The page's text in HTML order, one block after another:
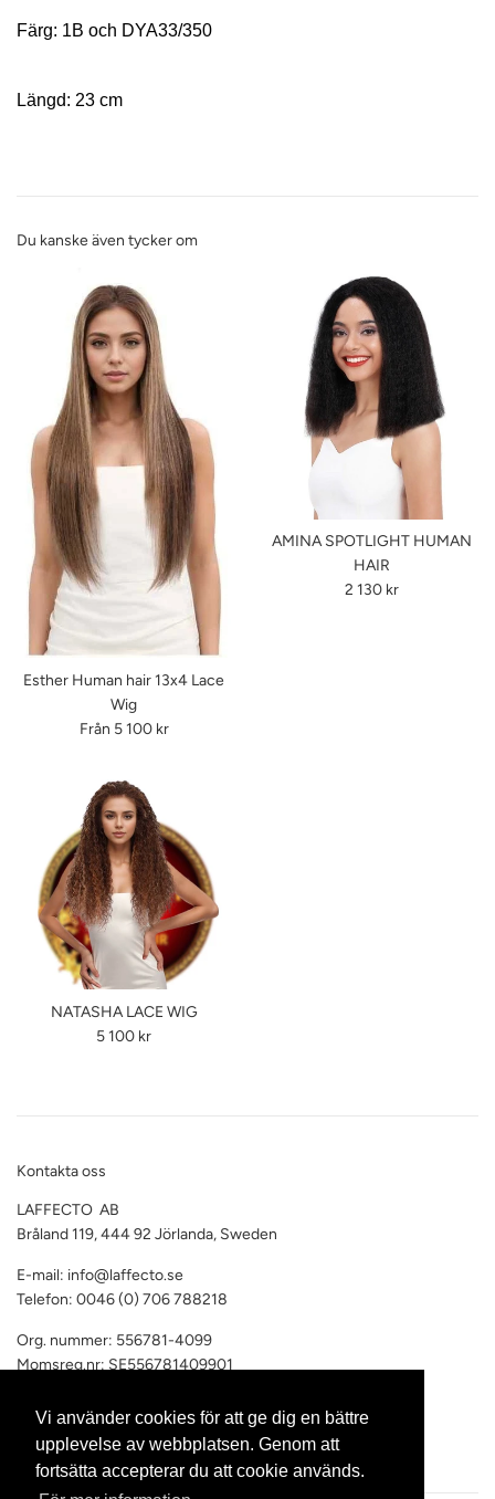
Vi använder cookies för att ge dig en bättre
upplevelse av webbplatsen. Genom att
fortsätta accepterar du att cookie används.
Färg: 1B och DYA33/350
Längd: 23 cm
Du kanske även tycker om
Esther Human hair 13x4 Lace
Wig
Från 5 100 kr
AMINA SPOTLIGHT HUMAN
HAIR
Ordinarie
2 130 kr
NATASHA LACE WIG
Ordinarie
5 100 kr
Kontakta oss
LAFFECTO AB
Bråland 119, 444 92 Jörlanda, Sweden
E-mail: info@laffecto.se
Telefon: 0046 (0) 706 788218
Org. nummer: 556781-4099
Momsreg.nr: SE556781409901